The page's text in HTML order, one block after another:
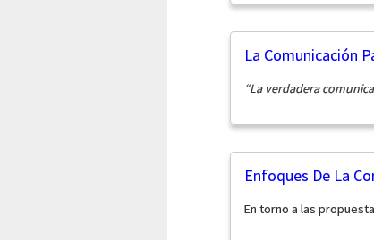
La Comunicación
“La verdadera
Enfoques De La
En torno a las